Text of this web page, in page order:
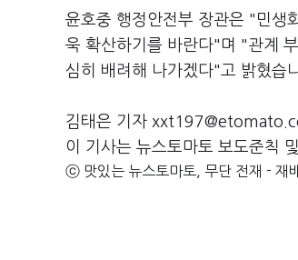
윤호중 행정안전부 장관은 "민생
욱 확산하기를 바란다"며 "관계
심히 배려해 나가겠다"고 밝혔습
김태은 기자
이 기사는 뉴스토마토 보도준칙
ⓒ 맛있는 뉴스토마토, 무단 전재 - 재